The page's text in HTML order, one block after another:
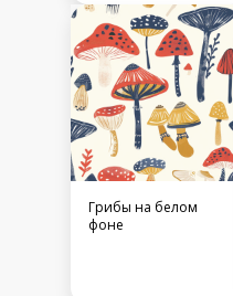
Грибы на белом
фоне